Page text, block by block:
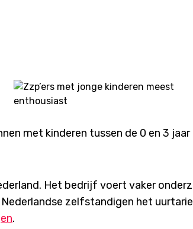
met kinderen tussen de 0 en 3
Het bedrijf voert vaker
zelfstandigen het
.